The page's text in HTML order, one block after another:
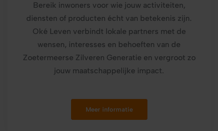
Bereik inwoners voor wie jouw activiteiten,
diensten of producten écht van betekenis zijn.
Oké Leven verbindt lokale partners met de
wensen, interesses en behoeften van de
Zoetermeerse Zilveren Generatie en vergroot zo
jouw maatschappelijke impact.
Meer informatie